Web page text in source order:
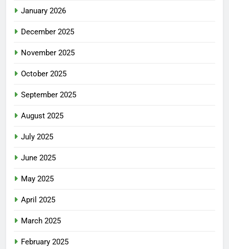
January 2026
December 2025
November 2025
October 2025
September 2025
August 2025
July 2025
June 2025
May 2025
April 2025
March 2025
February 2025